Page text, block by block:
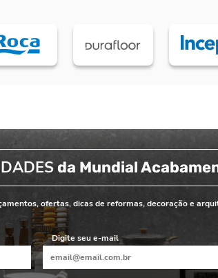
da Mundial
ofertas, dicas de reformas, decoração e
Digite seu e-mail